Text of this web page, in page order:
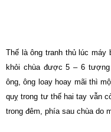
Thế là ông tranh thủ lúc
khỏi chùa được 5 – 6
ông, ông loay hoay mãi thì
quỵ trong tư thế hai tay vẫn
trong đêm, phía sau chùa do